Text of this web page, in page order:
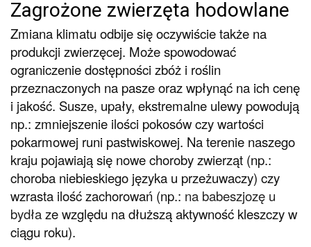
Zagrożone zwierzęta hodowlane
Zmiana klimatu odbije się oczywiście także na
produkcji zwierzęcej. Może spowodować
ograniczenie dostępności zbóż i roślin
przeznaczonych na pasze oraz wpłynąć na ich cenę
i jakość. Susze, upały, ekstremalne ulewy powodują
np.: zmniejszenie ilości pokosów czy wartości
pokarmowej runi pastwiskowej. Na terenie naszego
kraju pojawiają się nowe choroby zwierząt (np.:
choroba niebieskiego języka u przeżuwaczy) czy
wzrasta ilość zachorowań (np.: na babeszjozę u
bydłaze względu na dłuższą aktywność kleszczy w
ciągu roku).